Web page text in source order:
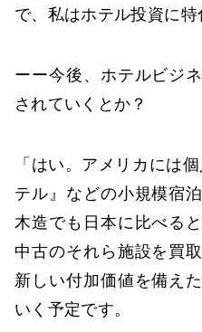
で、私はホテル投資に特
ーー今後、ホテルビジ
されていくとか？
「はい。アメリカには
テル』などの小規模宿
木造でも日本に比べる
中古のそれら施設を買
新しい付加価値を備え
いく予定です。